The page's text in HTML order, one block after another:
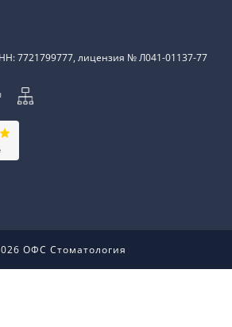
7721799777, лицензия № Л041-01137-77
ОФС Стоматология